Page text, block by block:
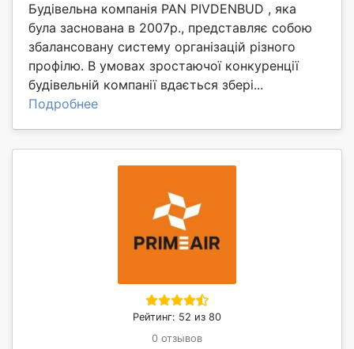
Будівельна компанія PAN PIVDENBUD , яка
була заснована в 2007р., представляє собою
збалансовану систему організацій різного
профілю. В умовах зростаючої конкуренції
будівельній компанії вдається збері...
Подробнее
Рейтинг: 52 из 80
0 отзывов